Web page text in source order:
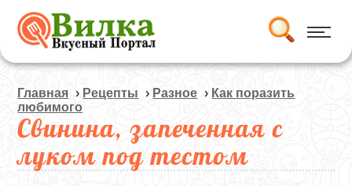
Главная › Рецепты › Разное › Как поразить
любимого
Свинина, запеченная с
луком под тестом